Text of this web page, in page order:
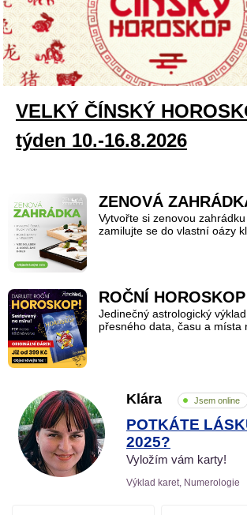
VELKÝ ČÍNSKÝ
týden 10.-16.8.2026
ZENOVÁ
Vytvořte si zenovou
zamilujte se do vlastní oázy
ROČNÍ
Jedinečný astrologický
přesného data, času a místa
Klára Jsem online
POTKÁTE
2025?
Vyložím vám karty!
Výklad karet, Numerologie